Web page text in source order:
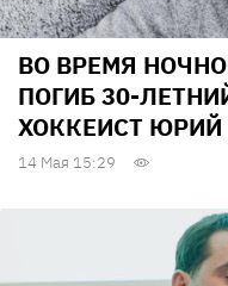
ВО ВРЕМЯ
ПОГИБ 30-
ХОККЕИСТ ЮРИЙ
14 Мая 15:29